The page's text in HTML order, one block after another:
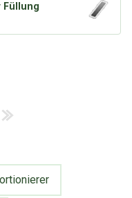
Füllung